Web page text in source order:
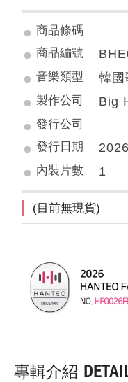
商品條碼
商品編號
音樂類型 韓
製作公司 Big
發行公司
發行日期
內裝片數 1
(目前無現貨)
專輯介紹